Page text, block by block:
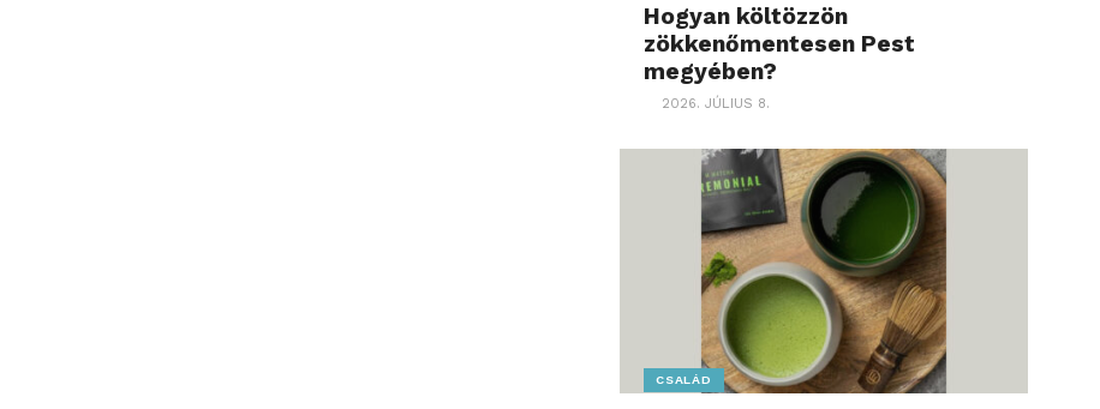
Hogyan költözzön
zökkenőmentesen Pest
megyében?
2026. JÚLIUS 8.
CSALÁD